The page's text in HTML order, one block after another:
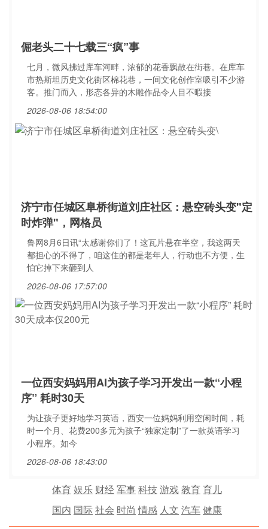
倔老头二十七载三“疯”事
七月，微风拂过库车河畔，浓郁的花香飘散在街巷。在库车
市热斯坦历史文化街区棉花巷，一间文化创作室吸引不少游
客。推门而入，形态各异的木雕作品令人目不暇接
2026-08-06 18:54:00
济宁市任城区阜桥街道刘庄社区：悬空砖头变"定
时炸弹"，网格员
鲁网8月6日讯“太感谢你们了！这瓦片悬在半空，我这两天
都担心的不得了，咱这住的都是老年人，行动也不方便，生
怕它掉下来砸到人
2026-08-06 17:57:00
一位西安妈妈用AI为孩子学习开发出一款“小程
序” 耗时30天
为让孩子更好地学习英语，西安一位妈妈利用空闲时间，耗
时一个月、花费200多元为孩子“独家定制”了一款英语学习
小程序。如今
2026-08-06 18:43:00
体育娱乐 财经军事科技游戏教育育儿
国内 国际社会 时尚 情感 人文 汽车健康